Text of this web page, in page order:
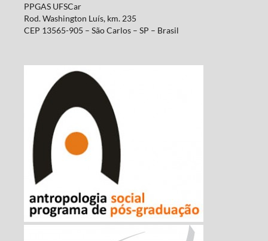
PPGAS UFSCar
Rod. Washington Luís, km. 235
CEP 13565-905 – São Carlos – SP – Brasil